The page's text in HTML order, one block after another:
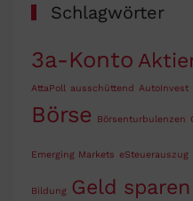
Schlagwörter
3a-Konto
AttaPoll ausschüttend AutoInvest
Börse Börsenturbulenzen
Emerging Markets eSteuerauszug
Bildung Geld sparen